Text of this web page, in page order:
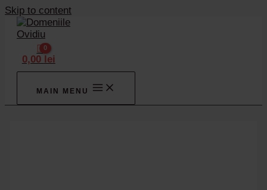
Skip to content
0,00 lei
MAIN MENU